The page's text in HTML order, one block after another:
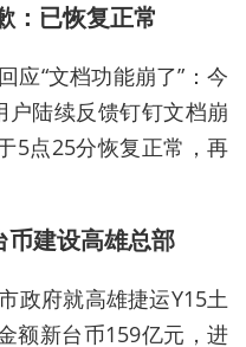
：已恢复正常
应“文档功能崩了”：今
户陆续反馈钉钉文档崩
5点25分恢复正常，再
币建设高雄总部
政府就高雄捷运Y15土
额新台币159亿元，进